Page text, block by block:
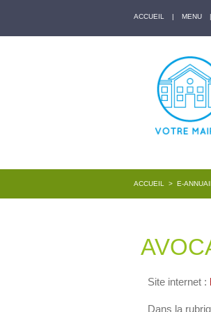
ACCUEIL | MENU |
ACCUEIL > E-
Site internet :
Dans la